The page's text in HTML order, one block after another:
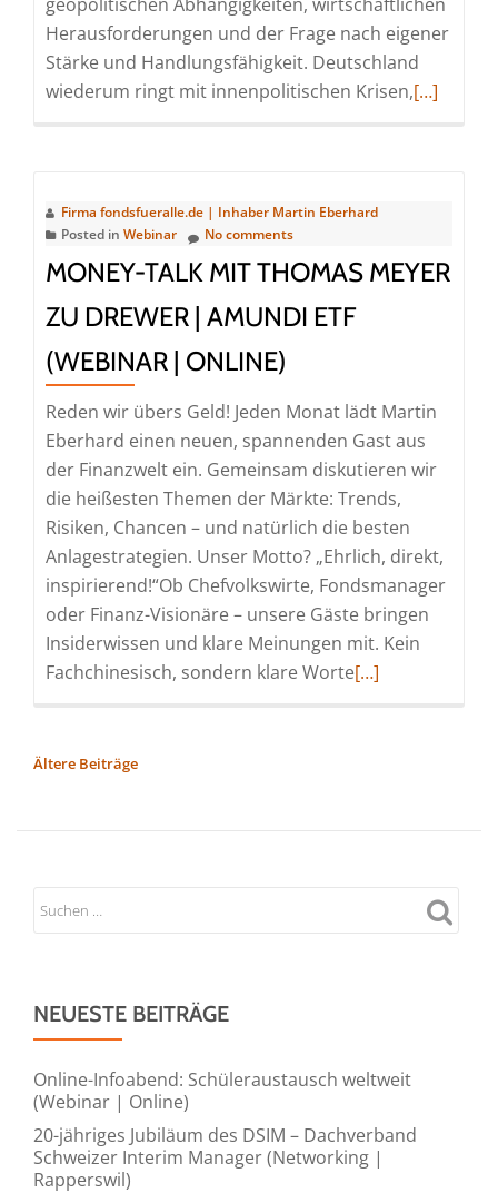
Herausforderungen und der Frage nach eigener
Stärke und Handlungsfähigkeit. Deutschland
wiederum ringt mit innenpolitischen Krisen,Read
Kai
|
Online)
[…]
Firma fondsfueralle.de | Inhaber Martin Eberhard
Posted in Webinar No comments
MONEY-TALK MIT THOMAS MEYER
ZU DREWER | AMUNDI ETF
(WEBINAR | ONLINE)
Reden wir übers Geld! Jeden Monat lädt Martin
Eberhard einen neuen, spannenden Gast aus
der Finanzwelt ein. Gemeinsam diskutieren wir
die heißesten Themen der Märkte: Trends,
Risiken, Chancen – und natürlich die besten
Anlagestrategien. Unser Motto? „Ehrlich, direkt,
inspirierend!“Ob Chefvolkswirte, Fondsmanager
oder Finanz-Visionäre – unsere Gäste bringen
Insiderwissen und klare Meinungen mit. Kein
Fachchinesisch, sondern klare WorteRead
Drewer
|
[…]
BEITRAGSNAVIGATION
Ältere Beiträge
NEUESTE BEITRÄGE
Online-Infoabend: Schüleraustausch weltweit
(Webinar | Online)
20-jähriges Jubiläum des DSIM – Dachverband
Schweizer Interim Manager (Networking |
Rapperswil)